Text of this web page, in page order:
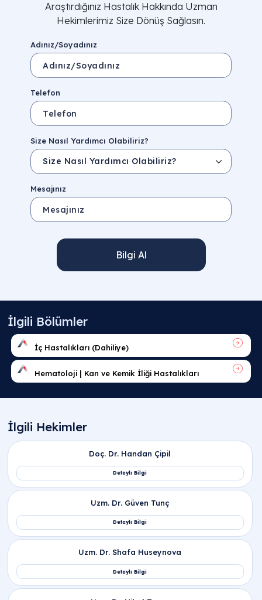
Araştırdığınız Hastalık Hakkında Uzman
Hekimlerimiz Size Dönüş Sağlasın.
Adınız/Soyadınız
Telefon
Size Nasıl Yardımcı Olabiliriz?
Mesajınız
Bilgi Al